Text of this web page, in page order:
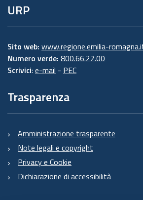
URP
Sito web: www.regione.emilia-
Numero verde: 800.66.22.00
Scrivici: e-mail - PEC
Trasparenza
Amministrazione trasparente
Note legali e copyright
Privacy e Cookie
Dichiarazione di accessibilità